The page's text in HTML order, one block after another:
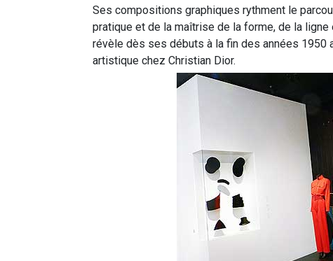
Ses compositions graphiques rythment le
pratique et de la maîtrise de la forme, de la
révèle dès ses débuts à la fin des années 1950
artistique chez Christian Dior.